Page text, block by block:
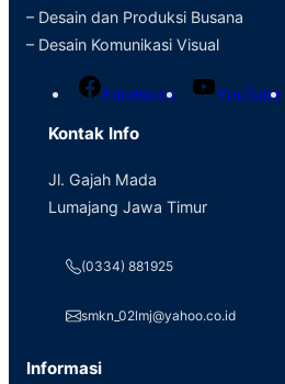
– Desain dan Produksi Busana
– Desain Komunikasi Visual
Facebook YouTube
Kontak Info
Jl. Gajah Mada
Lumajang Jawa Timur
(0334) 881925
smkn_02lmj@yahoo.co.id
Informasi